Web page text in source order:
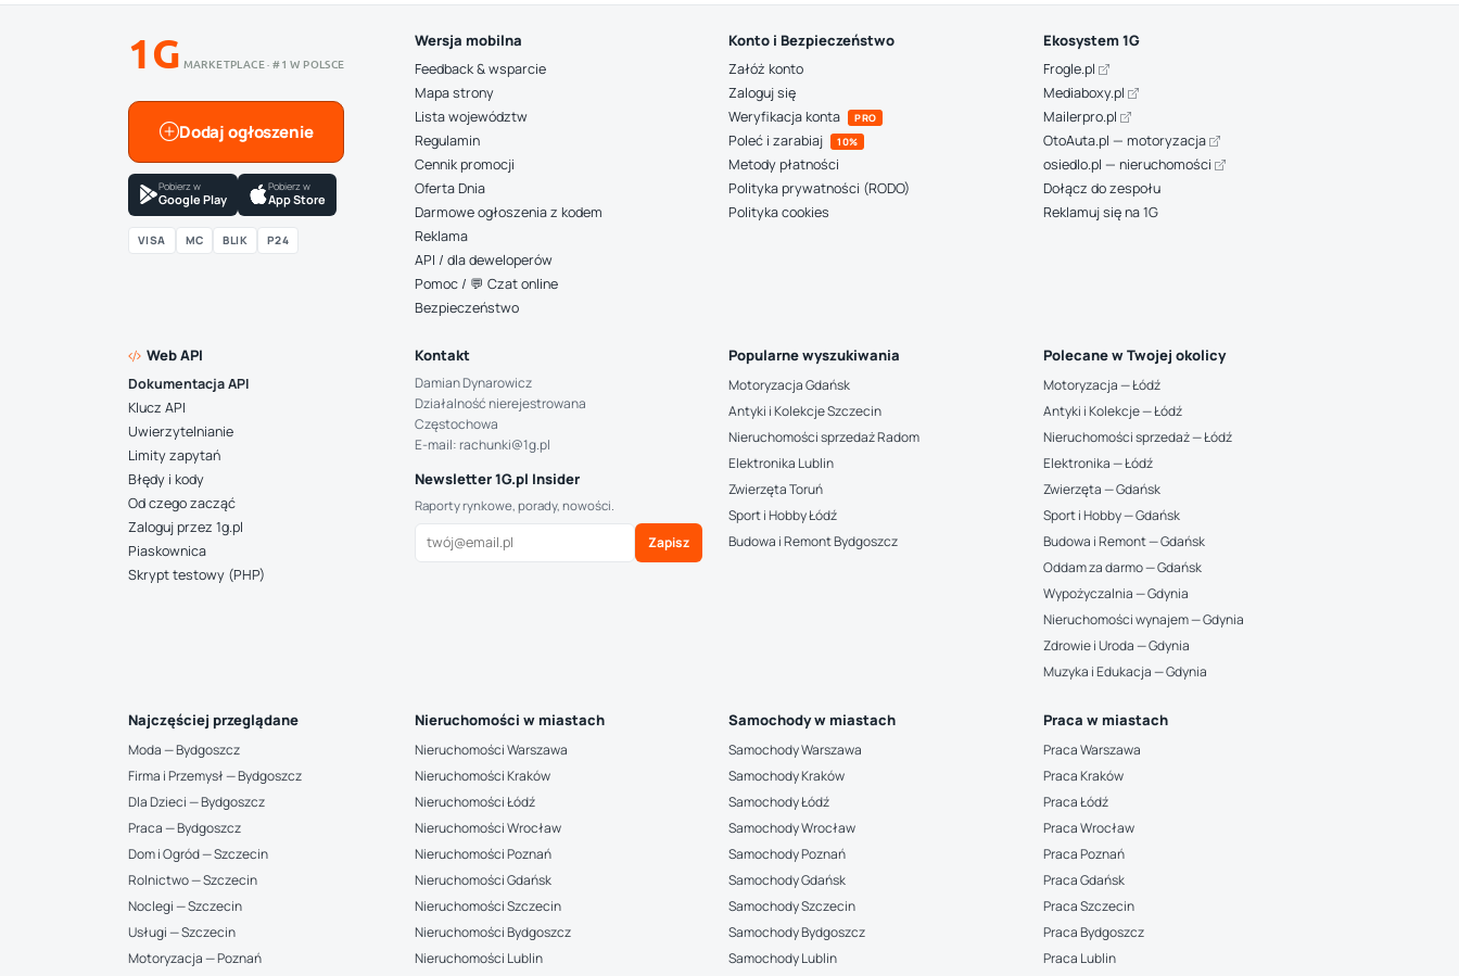
1G MARKETPLACE · #1 W POLSCE
Dodaj ogłoszenie
Pobierz w
Google Play
Pobierz w
App Store
VISA MC BLIK P24
Wersja mobilna
Feedback & wsparcie
Mapa strony
Lista województw
Regulamin
Cennik promocji
Oferta Dnia
Darmowe ogłoszenia z kodem
Reklama
API / dla deweloperów
Pomoc / 💬 Czat online
Bezpieczeństwo
Konto i Bezpieczeństwo
Załóż konto
Zaloguj się
Weryfikacja konta
PRO
Poleć i zarabiaj 10%
Metody płatności
Polityka prywatności (RODO)
Polityka cookies
Ekosystem 1G
Frogle.pl
Mediaboxy.pl
Mailerpro.pl
OtoAuta.pl — motoryzacja
osiedlo.pl — nieruchomości
Dołącz do zespołu
Reklamuj się na 1G
Web API
Dokumentacja API
Klucz API
Uwierzytelnianie
Limity zapytań
Błędy i kody
Od czego zacząć
Zaloguj przez 1g.pl
Piaskownica
Skrypt testowy (PHP)
Kontakt
Damian Dynarowicz
Działalność nierejestrowana
Częstochowa
E-mail: rachunki@1g.pl
Newsletter 1G.pl Insider
Raporty rynkowe, porady, nowości.
Zapisz
Popularne wyszukiwania
Motoryzacja Gdańsk
Antyki i Kolekcje Szczecin
Nieruchomości sprzedaż Radom
Elektronika Lublin
Zwierzęta Toruń
Sport i Hobby Łódź
Budowa i Remont Bydgoszcz
Polecane w Twojej okolicy
Motoryzacja — Łódź
Antyki i Kolekcje — Łódź
Nieruchomości sprzedaż — Łódź
Elektronika — Łódź
Zwierzęta — Gdańsk
Sport i Hobby — Gdańsk
Budowa i Remont — Gdańsk
Oddam za darmo — Gdańsk
Wypożyczalnia — Gdynia
Nieruchomości wynajem — Gdynia
Zdrowie i Uroda — Gdynia
Muzyka i Edukacja — Gdynia
Najczęściej przeglądane
Moda — Bydgoszcz
Firma i Przemysł — Bydgoszcz
Dla Dzieci — Bydgoszcz
Praca — Bydgoszcz
Dom i Ogród — Szczecin
Rolnictwo — Szczecin
Noclegi — Szczecin
Usługi — Szczecin
Motoryzacja — Poznań
Nieruchomości w miastach
Nieruchomości Warszawa
Nieruchomości Kraków
Nieruchomości Łódź
Nieruchomości Wrocław
Nieruchomości Poznań
Nieruchomości Gdańsk
Nieruchomości Szczecin
Nieruchomości Bydgoszcz
Nieruchomości Lublin
Samochody w miastach
Samochody Warszawa
Samochody Kraków
Samochody Łódź
Samochody Wrocław
Samochody Poznań
Samochody Gdańsk
Samochody Szczecin
Samochody Bydgoszcz
Samochody Lublin
Praca w miastach
Praca Warszawa
Praca Kraków
Praca Łódź
Praca Wrocław
Praca Poznań
Praca Gdańsk
Praca Szczecin
Praca Bydgoszcz
Praca Lublin